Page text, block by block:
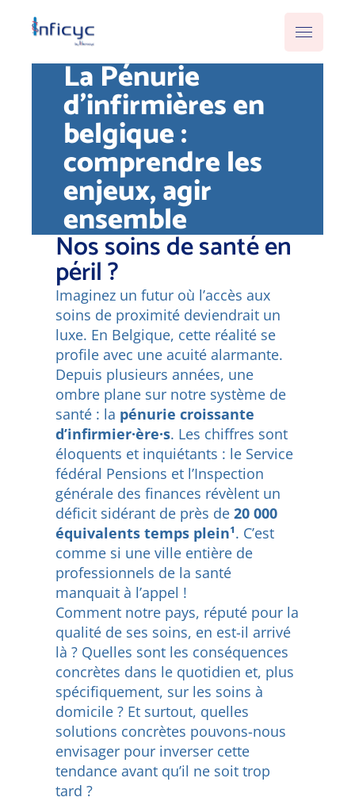
La Pénurie
d'infirmières en
belgique :
comprendre les
enjeux, agir
ensemble
Nos soins de santé en
péril ?
Imaginez un futur où l’accès aux
soins de proximité deviendrait un
luxe. En Belgique, cette réalité se
profile avec une acuité alarmante.
Depuis plusieurs années, une
ombre plane sur notre système de
santé : la pénurie croissante
d’infirmier·ère·s. Les chiffres sont
éloquents et inquiétants : le Service
fédéral Pensions et l’Inspection
générale des finances révèlent un
déficit sidérant de près de20 000
équivalents temps plein¹. C’est
comme si une ville entière de
professionnels de la santé
manquait à l’appel !
Comment notre pays, réputé pour la
qualité de ses soins, en est-il arrivé
là ? Quelles sont les conséquences
concrètes dans le quotidien et, plus
spécifiquement, sur les soins à
domicile ? Et surtout, quelles
solutions concrètes pouvons-nous
envisager pour inverser cette
tendance avant qu’il ne soit trop
tard ?